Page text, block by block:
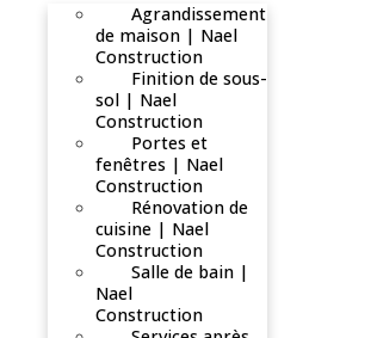
Agrandissement
de maison | Nael
Construction
Finition de sous-
sol | Nael
Construction
Portes et
fenêtres | Nael
Construction
Rénovation de
cuisine | Nael
Construction
Salle de bain |
Nael
Construction